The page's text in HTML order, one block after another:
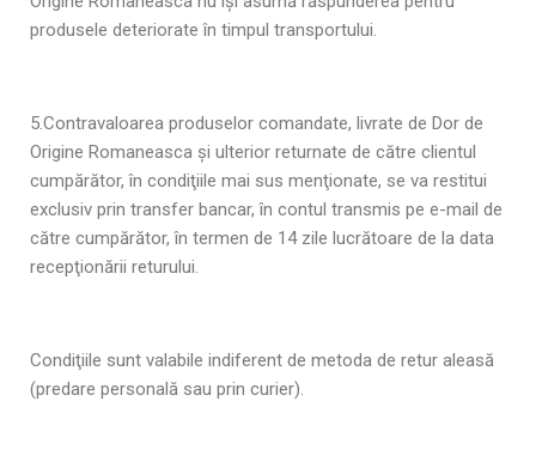
produsele deteriorate în timpul transportului.
5.Contravaloarea produselor comandate, livrate de Dor de
Origine Romaneasca şi ulterior returnate de către clientul
cumpărător, în condiţiile mai sus menţionate, se va restitui
exclusiv prin transfer bancar, în contul transmis pe e-mail de
către cumpărător, în termen de 14 zile lucrătoare de la data
recepţionării returului.
Condiţiile sunt valabile indiferent de metoda de retur aleasă
(predare personală sau prin curier).